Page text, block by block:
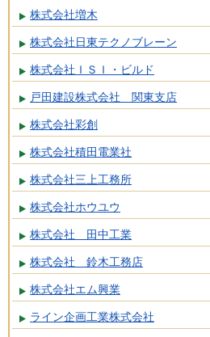
株式会社増木
株式会社日東テクノブレーン
株式会社ＩＳＩ・ビルド
戸田建設株式会社 関東支店
株式会社彩創
株式会社積田電業社
株式会社三上工務所
株式会社ホウユウ
株式会社 田中工業
株式会社 鈴木工務店
株式会社エム興業
ライン企画工業株式会社